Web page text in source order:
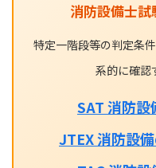
消防設備士
特定一階段等の判定条
系的に確認
SAT 消防
JTEX 消防設